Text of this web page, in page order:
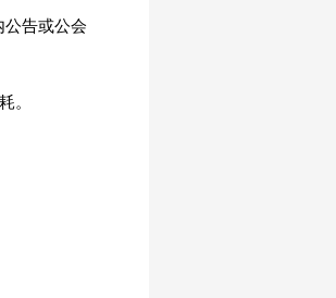
公告或公会
。